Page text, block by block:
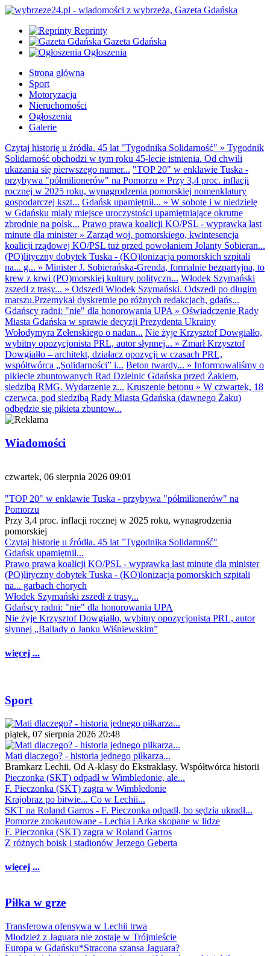
Reprinty
Gazeta Gdańska
Ogłoszenia
Strona główna
Sport
Motoryzacja
Nieruchomości
Ogłoszenia
Galerie
Czytaj historię u źródła. 45 lat "Tygodnika Solidarność" » Tygodnik
Solidarność obchodzi w tym roku 45-lecie istnienia. Od chwili
ukazania się pierwszego numer... "TOP 20" w enklawie Tuska -
przybywa "półmilionerów" na Pomorzu » Przy 3,4 proc. inflacji
rocznej w 2025 roku, wynagrodzenia pomorskiej nomenklatury
gospodarczej kszt... Gdańsk upamiętnił... » W sobotę i w niedzielę
w Gdańsku miały miejsce uroczystości upamiętniające okrutne
zbrodnie na polsk... Prawo prawa koalicji KO/PSL - wyprawka last
minute dla minister» Zarząd woj. pomorskiego, kwintesencja
koalicji rządowej KO/PSL tuż przed powołaniem Jolanty Sobieran...
(PO)lityczny dobytek Tuska - (KO)lonizacja pomorskich szpitali
na... g... » Minister J. Sobierańska-Grenda, formalnie bezpartyjna, to
krew z krwi (PO)morskiej kultury polityczn... Włodek Szymański
zszedł z trasy... » Odszedł Włodek Szymański. Odszedł po długim
marszu.Przemykał dyskretnie po różnych redakcjach, gdańs...
Gdańscy radni: "nie" dla honorowania UPA » Oświadczenie Rady
Miasta Gdańska w sprawie decyzji Prezydenta Ukrainy
Wołodymyra Zełenskiego o nadan... Nie żyje Krzysztof Dowgiałło,
wybitny opozycjonista PRL, autor słynnej... » Zmarł Krzysztof
Dowgiałło – architekt, działacz opozycji w czasach PRL,
współtwórca „Solidarności” i... Beton twardy... » Informowaliśmy o
pikiecie zbuntowanych Rad Dzielnic Gdańska przed Żakiem,
siedzibą RMG. Wydarzenie z... Kruszenie betonu » W czwartek, 18
czerwca, pod siedzibą Rady Miasta Gdańska (dawnego Żaku)
odbędzie się pikieta zbuntow...
Wiadomości
czwartek, 06 sierpnia 2026 09:01
"TOP 20" w enklawie Tuska - przybywa "półmilionerów" na
Pomorzu
Przy 3,4 proc. inflacji rocznej w 2025 roku, wynagrodzenia
pomorskiej
Czytaj historię u źródła. 45 lat "Tygodnika Solidarność"
Gdańsk upamiętnił...
Prawo prawa koalicji KO/PSL - wyprawka last minute dla minister
(PO)lityczny dobytek Tuska - (KO)lonizacja pomorskich szpitali
na... garbach chorych
Włodek Szymański zszedł z trasy...
Gdańscy radni: "nie" dla honorowania UPA
Nie żyje Krzysztof Dowgiałło, wybitny opozycjonista PRL, autor
słynnej „Ballady o Janku Wiśniewskim”
więcej ...
Sport
piątek, 07 sierpnia 2026 20:48
Mati dlaczego? - historia jednego piłkarza...
Bramkarz Lechii. Od A-klasy do Ekstraklasy. Współtwórca historii
Pieczonka (SKT) odpadł w Wimbledonie, ale...
F. Pieczonka (SKT) zagra w Wimbledonie
Krajobraz po bitwie... Co w Lechii...
SKT na Roland Garros - F. Pieczonka odpadł, bo sędzia ukradł...
Pomorze znokautowane - Lechia i Arka skopane w lidze
F. Pieczonka (SKT) zagra w Roland Garros
Z różnych boisk i stadionów Jerzego Geberta
więcej ...
Piłka w grze
Transferowa ofensywa w Lechii trwa
Młodzież z Jaguara nie zostaje w Trójmieście
Europa w Gdańsku*Stracona szansa Jaguara?